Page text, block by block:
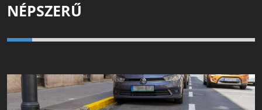
NÉPSZERŰ